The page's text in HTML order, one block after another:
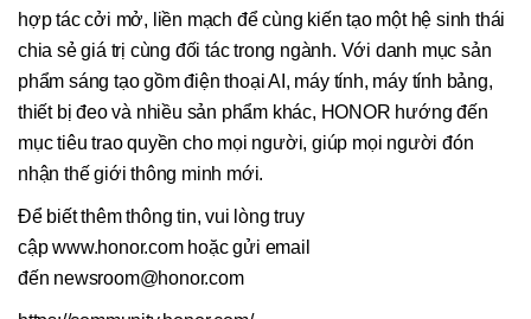
hợp tác cởi mở, liền mạch để cùng kiến tạo một hệ sinh thái
chia sẻ giá trị cùng đối tác trong ngành. Với danh mục sản
phẩm sáng tạo gồm điện thoại AI, máy tính, máy tính bảng,
thiết bị đeo và nhiều sản phẩm khác, HONOR hướng đến
mục tiêu trao quyền cho mọi người, giúp mọi người đón
nhận thế giới thông minh mới.
Để biết thêm thông tin, vui lòng truy
cập www.honor.com hoặc gửi email
đến newsroom@honor.com